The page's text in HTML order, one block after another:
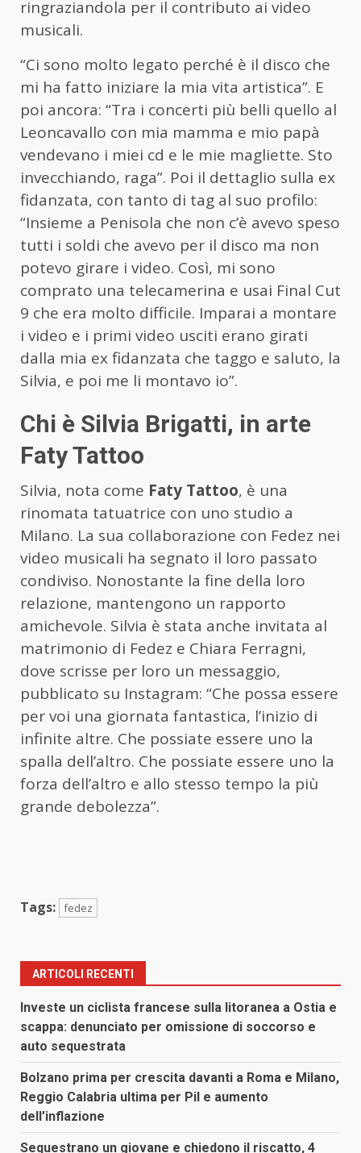
ringraziandola per il contributo ai video
musicali.
“Ci sono molto legato perché è il disco che
mi ha fatto iniziare la mia vita artistica”. E
poi ancora: “Tra i concerti più belli quello al
Leoncavallo con mia mamma e mio papà
vendevano i miei cd e le mie magliette. Sto
invecchiando, raga”. Poi il dettaglio sulla ex
fidanzata, con tanto di tag al suo profilo:
“Insieme a Penisola che non c’è avevo speso
tutti i soldi che avevo per il disco ma non
potevo girare i video. Così, mi sono
comprato una telecamerina e usai Final Cut
9 che era molto difficile. Imparai a montare
i video e i primi video usciti erano girati
dalla mia ex fidanzata che taggo e saluto, la
Silvia, e poi me li montavo io”.
Chi è Silvia Brigatti, in arte
Faty Tattoo
Silvia, nota come Faty Tattoo, è una
rinomata tatuatrice con uno studio a
Milano. La sua collaborazione con Fedez nei
video musicali ha segnato il loro passato
condiviso. Nonostante la fine della loro
relazione, mantengono un rapporto
amichevole. Silvia è stata anche invitata al
matrimonio di Fedez e Chiara Ferragni,
dove scrisse per loro un messaggio,
pubblicato su Instagram: “Che possa essere
per voi una giornata fantastica, l’inizio di
infinite altre. Che possiate essere uno la
spalla dell’altro. Che possiate essere uno la
forza dell’altro e allo stesso tempo la più
grande debolezza”.
Tags: fedez
ARTICOLI RECENTI
Investe un ciclista francese sulla litoranea a Ostia e
scappa: denunciato per omissione di soccorso e
auto sequestrata
Bolzano prima per crescita davanti a Roma e Milano,
Reggio Calabria ultima per Pil e aumento
dell’inflazione
Sequestrano un giovane e chiedono il riscatto, 4